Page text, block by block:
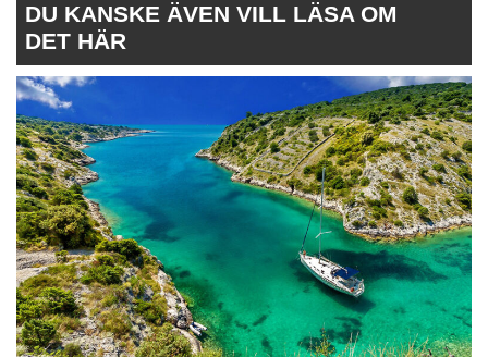
DU KANSKE ÄVEN VILL LÄSA OM
DET HÄR